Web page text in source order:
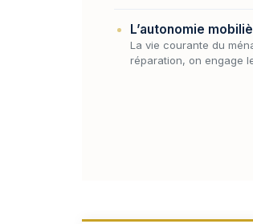
L’autonomie
La vie courante du
réparation, on engage